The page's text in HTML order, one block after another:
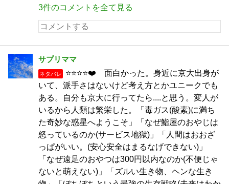
3件のコメントを全て見る
サプリママ
ネタバレ
⭐⭐⭐⭐❤️ 面白かった。身近に京大出身が
いて、派手さはないけど考え方とかユニークでも
ある。自分も京大に行ってたら....と思う。変人が
いるから人類は繁栄した。「毒ガス(酸素)に満ち
た奇妙な惑星へようこそ」「なぜ鮨屋のおやじは
怒っているのか(サービス地獄)」「人間はおおざ
っぱがいい。(安心安全はまるなげできない)」
「なぜ遠足のおやつは300円以内なのか(不便じゃ
ないと萌えない)」「ズルい生き物、ヘンな生き